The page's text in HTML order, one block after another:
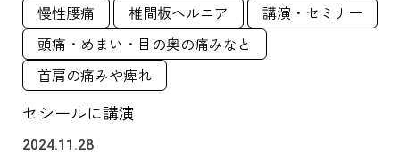
慢性腰痛
椎間板ヘルニア
講演・セミナー
頭痛・めまい・目の奥の痛みなと
首肩の痛みや痺れ
セシールに講演
2024.11.28